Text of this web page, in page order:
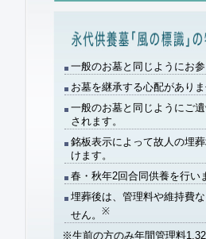
一般のお墓と同じようにお参
お墓を継承する心配がありま
一般のお墓と同じようにご
されます。
銘板表示によって故人の埋
けます。
春・秋年2回合同供養を行い
埋葬後は、管理料や維持費
せん。 ※
※生前の方のみ年間管理料